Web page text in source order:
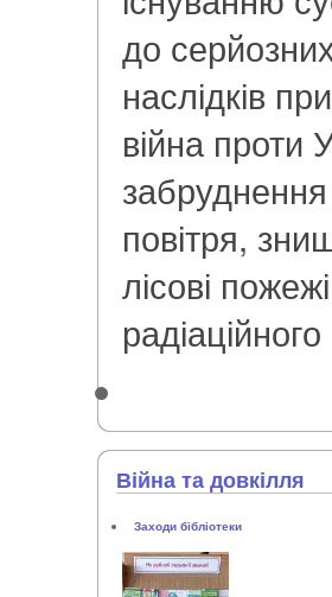
до
наслідків
війна проти
повітря,
лісові
Війна та довкілля
Заходи бібліотеки